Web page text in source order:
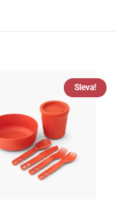
Sleva!